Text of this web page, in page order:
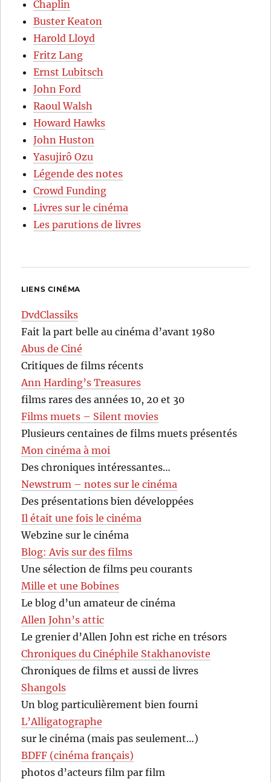
Chaplin
Buster Keaton
Harold Lloyd
Fritz Lang
Ernst Lubitsch
John Ford
Raoul Walsh
Howard Hawks
John Huston
Yasujirô Ozu
Légende des notes
Crowd Funding
Livres sur le cinéma
Les parutions de livres
LIENS CINÉMA
DvdClassiks
Fait la part belle au cinéma d’avant 1980
Abus de Ciné
Critiques de films récents
Ann Harding’s Treasures
films rares des années 10, 20 et 30
Films muets – Silent movies
Plusieurs centaines de films muets présentés
Mon cinéma à moi
Des chroniques intéressantes…
Newstrum – notes sur le cinéma
Des présentations bien développées
Il était une fois le cinéma
Webzine sur le cinéma
Blog: Avis sur des films
Une sélection de films peu courants
Mille et une Bobines
Le blog d’un amateur de cinéma
Allen John’s attic
Le grenier d’Allen John est riche en trésors
Chroniques du Cinéphile Stakhanoviste
Chroniques de films et aussi de livres
Shangols
Un blog particulièrement bien fourni
L’Alligatographe
sur le cinéma (mais pas seulement…)
BDFF (cinéma français)
photos d’acteurs film par film